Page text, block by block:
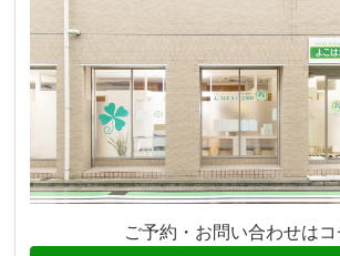
ご予約・お問い合わせはコ